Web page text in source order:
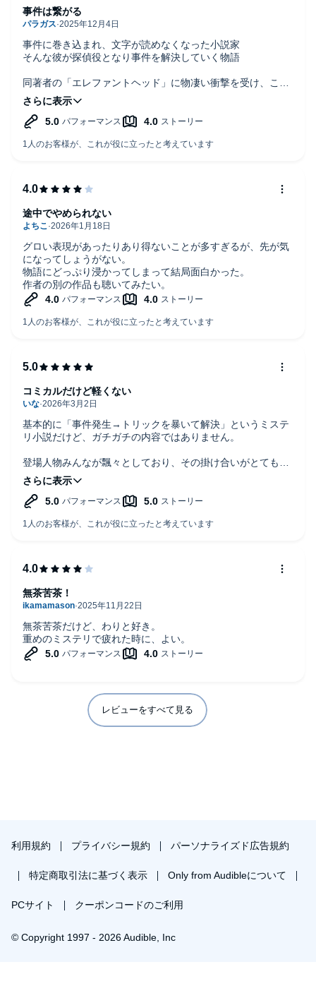
事件に巻き込まれ、文字が読めなくなった小説家
そんな彼が探偵役となり事件を解決していく物語
同著者の「エレファントヘッド」に物凄い衝撃を受け、こち
らを拝聴
ストーリーは若干無理がある点もあったが概ね良好
ナレーションも聞き取りやすい
事件は繋がる
グロい表現があったりあり得ないことが多すぎるが、先が気
になってしょうがない。
物語にどっぷり浸かってしまって結局面白かった。
作者の別の作品も聴いてみたい。
途中でやめられない
基本的に「事件発生→トリックを暴いて解決」というミステ
リ小説だけど、ガチガチの内容ではありません。
登場人物みんなが飄々としており、その掛け合いがとても面
白いです。
そもそも事件の概要自体が「それは無茶やろ…」ということ
もあるので、「絶対解いてやるぞ！」と意気込んで聴くもの
さり気なく歳を重ねていってるのにも吹き出します。
しかし、何よりもナレーターのお二人が凄すぎますね…。
どちらが誰を演じていても全く違和感なく、これほどの心地
コミカルだけど軽くない
無茶苦茶だけど、わりと好き。
重めのミステリで疲れた時に、よい。
無茶苦茶！
レビューをすべて見る
利用規約 プライバシー規約 パーソナライズド広告規約
特定商取引法に基づく表示 Only from Audibleについて
PCサイト クーポンコードのご利用
© Copyright 1997 - 2026 Audible, Inc